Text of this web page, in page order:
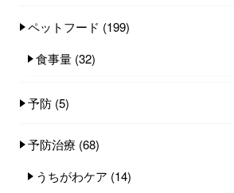
ペットフード (199)
食事量 (32)
予防 (5)
予防治療 (68)
うちがわケア (14)